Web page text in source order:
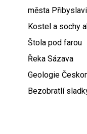
města Přibyslavi
Kostel a sochy
Štola pod farou
Řeka Sázava
Geologie
Bezobratlí